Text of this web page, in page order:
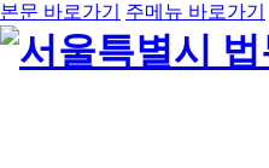
본문 바로가기 주메뉴 바로가기